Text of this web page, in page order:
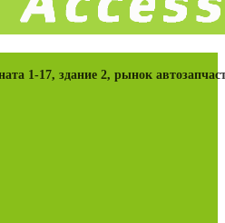
1-17, здание 2, рынок